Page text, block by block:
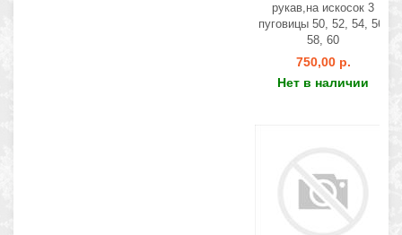
рукав,на искосок 3
пуговицы 50, 52, 54, 56,
58, 60
750,00 р.
Нет в наличии